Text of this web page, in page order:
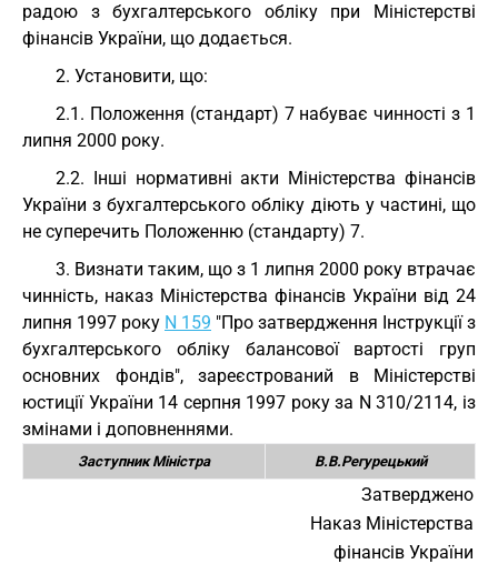
радою з бухгалтерського обліку при Міністерстві
фінансів України, що додається.
2. Установити, що:
2.1. Положення (стандарт) 7 набуває чинності з 1
липня 2000 року.
2.2. Інші нормативні акти Міністерства фінансів
України з бухгалтерського обліку діють у частині, що
не суперечить Положенню (стандарту) 7.
3. Визнати таким, що з 1 липня 2000 року втрачає
чинність, наказ Міністерства фінансів України від 24
липня 1997 року N 159 "Про затвердження Інструкції з
бухгалтерського обліку балансової вартості груп
основних фондів", зареєстрований в Міністерстві
юстиції України 14 серпня 1997 року за N 310/2114, із
змінами і доповненнями.
Заступник Міністра В.В.Регурецький
Затверджено
Наказ Міністерства
фінансів України